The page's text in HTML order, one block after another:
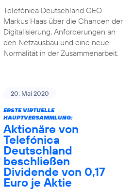
Telefónica Deutschland CEO
Markus Haas über die Chancen der
Digitalisierung, Anforderungen an
den Netzausbau und eine neue
Normalität in der Zusammenarbeit.
20. Mai 2020
ERSTE VIRTUELLE
HAUPTVERSAMMLUNG:
Aktionäre von
Telefónica
Deutschland
beschließen
Dividende von 0,17
Euro je Aktie